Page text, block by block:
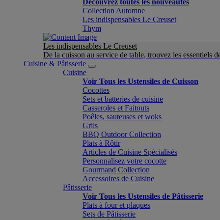
Découvrez toutes les nouveautés
Collection Automne
Les indispensables Le Creuset
Thym
Les indispensables Le Creuset
De la cuisson au service de table, trouvez les essentiels
Cuisine & Pâtisserie
Cuisine
Voir Tous les Ustensiles de Cuisson
Cocottes
Sets et batteries de cuisine
Casseroles et Faitouts
Poêles, sauteuses et woks
Grils
BBQ Outdoor Collection
Plats à Rôtir
Articles de Cuisine Spécialisés
Personnalisez votre cocotte
Gourmand Collection
Accessoires de Cuisine
Pâtisserie
Voir Tous les Ustensiles de Pâtisserie
Plats à four et plaques
Sets de Pâtisserie